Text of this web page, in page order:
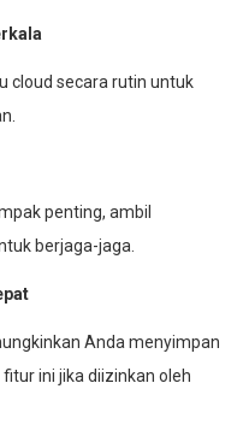
cloud secara rutin untuk
penting, ambil
berjaga-jaga.
Anda menyimpan
ini jika diizinkan oleh